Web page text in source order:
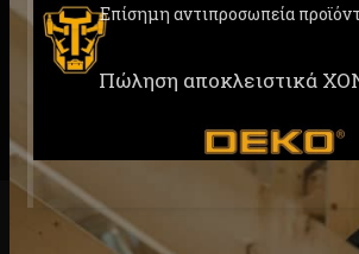
Επίσημη αντιπροσωπεία
Πώληση αποκλειστικά
Εξαγωνικό κλειδί 1 τμχ
Προσαρμογέας θύρας 1 τεμ
RELATED PRODUCTS